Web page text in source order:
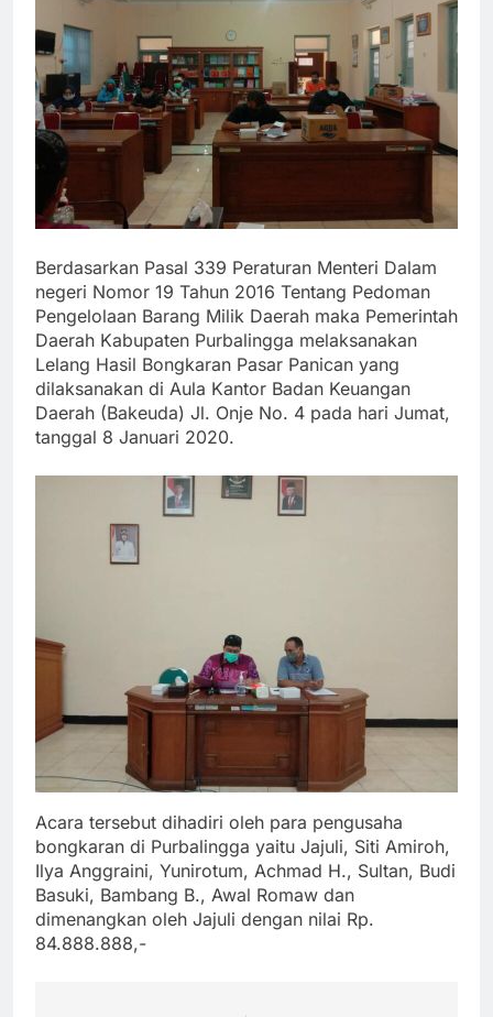
Berdasarkan Pasal 339 Peraturan Menteri Dalam
negeri Nomor 19 Tahun 2016 Tentang Pedoman
Pengelolaan Barang Milik Daerah maka Pemerintah
Daerah Kabupaten Purbalingga melaksanakan
Lelang Hasil Bongkaran Pasar Panican yang
dilaksanakan di Aula Kantor Badan Keuangan
Daerah (Bakeuda) Jl. Onje No. 4 pada hari Jumat,
tanggal 8 Januari 2020.
Acara tersebut dihadiri oleh para pengusaha
bongkaran di Purbalingga yaitu Jajuli, Siti Amiroh,
Ilya Anggraini, Yunirotum, Achmad H., Sultan, Budi
Basuki, Bambang B., Awal Romaw dan
dimenangkan oleh Jajuli dengan nilai Rp.
84.888.888,-